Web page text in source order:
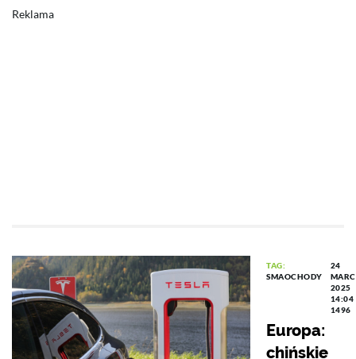
Reklama
TAG:
SMAOCHODY
24
2025
14:04
1496
Europa:
chińskie